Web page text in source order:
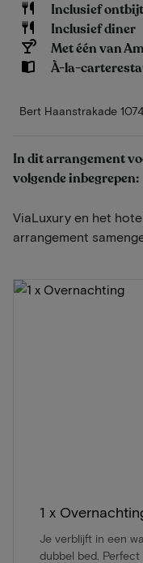
Inclusief ontbijt
Inclusief diner
Met één van
À-la-
Bert Haanstrakade
In dit arrangement
volgende inbegrepen:
ViaLuxury en het
arrangement
1 x
Je verblijft in een
dubbel bed.